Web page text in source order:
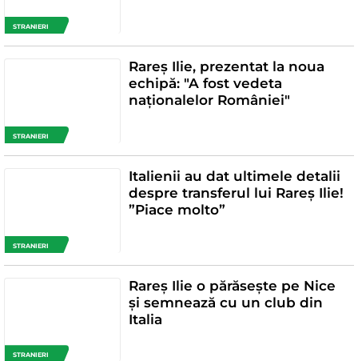
STRANIERI
STRANIERI
Rareș Ilie, prezentat la noua
echipă: "A fost vedeta
naționalelor României"
STRANIERI
Italienii au dat ultimele detalii
despre transferul lui Rareș Ilie!
”Piace molto”
STRANIERI
Rareș Ilie o părăsește pe Nice
și semnează cu un club din
Italia